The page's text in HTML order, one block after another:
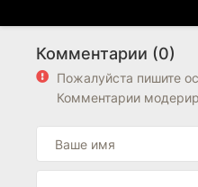
Комментарии (0)
Пожалуйста пишите
Комментарии